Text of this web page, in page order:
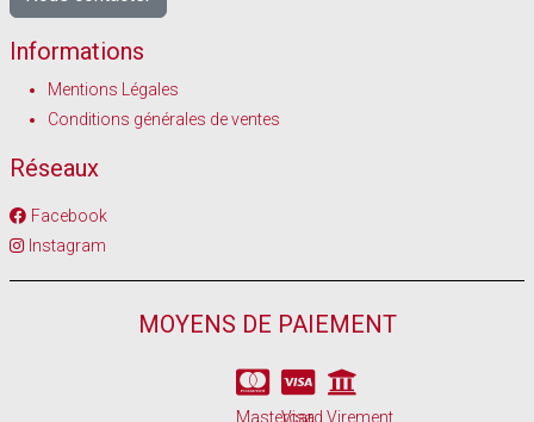
Informations
Mentions Légales
Conditions générales de ventes
Réseaux
Facebook
Instagram
MOYENS DE PAIEMENT
Mastercard
Visa Virement